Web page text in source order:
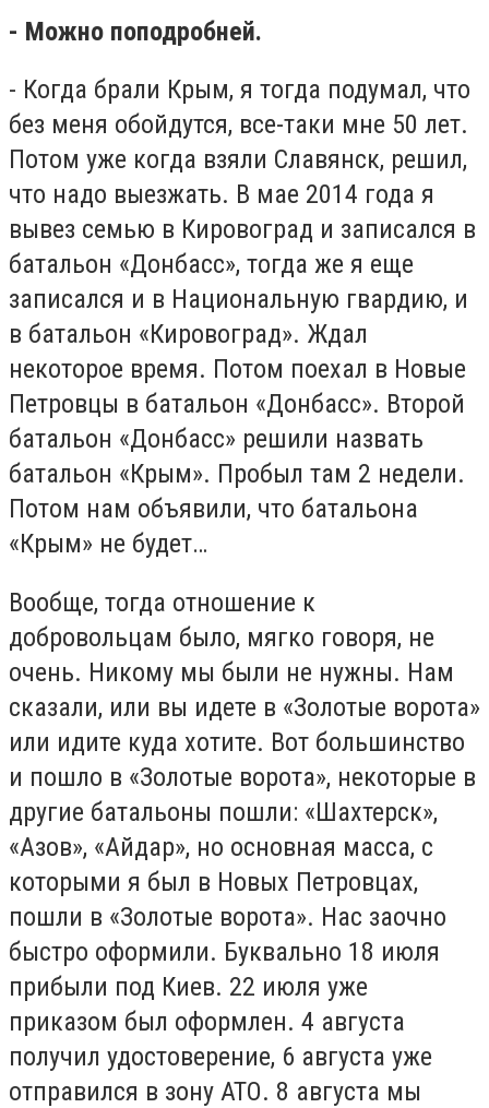
- Можно поподробней.
- Когда брали Крым, я тогда подумал, что
без меня обойдутся, все-таки мне 50 лет.
Потом уже когда взяли Славянск, решил,
что надо выезжать. В мае 2014 года я
вывез семью в Кировоград и записался в
батальон «Донбасс», тогда же я еще
записался и в Национальную гвардию, и
в батальон «Кировоград». Ждал
некоторое время. Потом поехал в Новые
Петровцы в батальон «Донбасс». Второй
батальон «Донбасс» решили назвать
батальон «Крым». Пробыл там 2 недели.
Потом нам объявили, что батальона
«Крым» не будет…
Вообще, тогда отношение к
добровольцам было, мягко говоря, не
очень. Никому мы были не нужны. Нам
сказали, или вы идете в «Золотые ворота»
или идите куда хотите. Вот большинство
и пошло в «Золотые ворота», некоторые в
другие батальоны пошли: «Шахтерск»,
«Азов», «Айдар», но основная масса, с
которыми я был в Новых Петровцах,
пошли в «Золотые ворота». Нас заочно
быстро оформили. Буквально 18 июля
прибыли под Киев. 22 июля уже
приказом был оформлен. 4 августа
получил удостоверение, 6 августа уже
отправился в зону АТО. 8 августа мы